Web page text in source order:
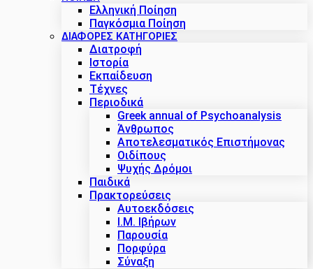
Ελληνική Ποίηση
Παγκόσμια Ποίηση
ΔΙΑΦΟΡΕΣ ΚΑΤΗΓΟΡΙΕΣ
Διατροφή
Ιστορία
Εκπαίδευση
Τέχνες
Περιοδικά
Greek annual of Psychoanalysis
Άνθρωπος
Αποτελεσματικός Επιστήμονας
Οιδίπους
Ψυχής Δρόμοι
Παιδικά
Πρακτoρεύσεις
Αυτοεκδόσεις
Ι.Μ. Ιβήρων
Παρουσία
Πορφύρα
Σύναξη